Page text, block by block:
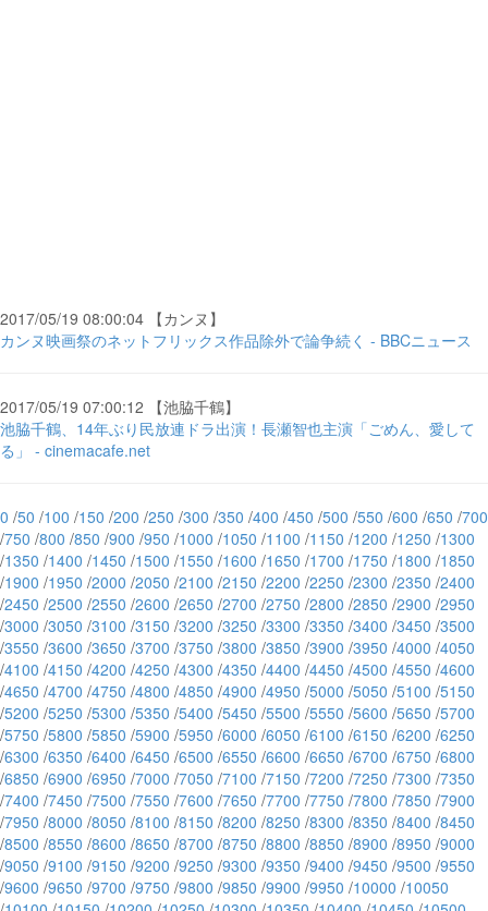
2017/05/19 08:00:04 【カンヌ】
カンヌ映画祭のネットフリックス作品除外で論争続く - BBCニュース
2017/05/19 07:00:12 【池脇千鶴】
池脇千鶴、14年ぶり民放連ドラ出演！長瀬智也主演「ごめん、愛して
る」 - cinemacafe.net
0 /50 /100 /150 /200 /250 /300 /350 /400 /450 /500 /550 /600 /650 /700
/750 /800 /850 /900 /950 /1000 /1050 /1100 /1150 /1200 /1250 /1300
/1350 /1400 /1450 /1500 /1550 /1600 /1650 /1700 /1750 /1800 /1850
/1900 /1950 /2000 /2050 /2100 /2150 /2200 /2250 /2300 /2350 /2400
/2450 /2500 /2550 /2600 /2650 /2700 /2750 /2800 /2850 /2900 /2950
/3000 /3050 /3100 /3150 /3200 /3250 /3300 /3350 /3400 /3450 /3500
/3550 /3600 /3650 /3700 /3750 /3800 /3850 /3900 /3950 /4000 /4050
/4100 /4150 /4200 /4250 /4300 /4350 /4400 /4450 /4500 /4550 /4600
/4650 /4700 /4750 /4800 /4850 /4900 /4950 /5000 /5050 /5100 /5150
/5200 /5250 /5300 /5350 /5400 /5450 /5500 /5550 /5600 /5650 /5700
/5750 /5800 /5850 /5900 /5950 /6000 /6050 /6100 /6150 /6200 /6250
/6300 /6350 /6400 /6450 /6500 /6550 /6600 /6650 /6700 /6750 /6800
/6850 /6900 /6950 /7000 /7050 /7100 /7150 /7200 /7250 /7300 /7350
/7400 /7450 /7500 /7550 /7600 /7650 /7700 /7750 /7800 /7850 /7900
/7950 /8000 /8050 /8100 /8150 /8200 /8250 /8300 /8350 /8400 /8450
/8500 /8550 /8600 /8650 /8700 /8750 /8800 /8850 /8900 /8950 /9000
/9050 /9100 /9150 /9200 /9250 /9300 /9350 /9400 /9450 /9500 /9550
/9600 /9650 /9700 /9750 /9800 /9850 /9900 /9950 /10000 /10050